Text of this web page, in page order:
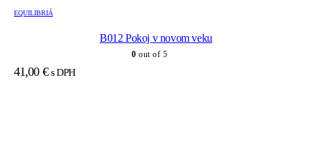
EQUILIBRIÁ
B012 Pokoj v novom veku
0 out of 5
41,00 € s DPH